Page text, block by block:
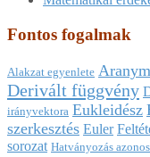
Fontos fogalmak
Alakzat egyenlete
Derivált függvény
irányvektora Eukleidész
szerkesztés Euler
sorozat Hatványozás